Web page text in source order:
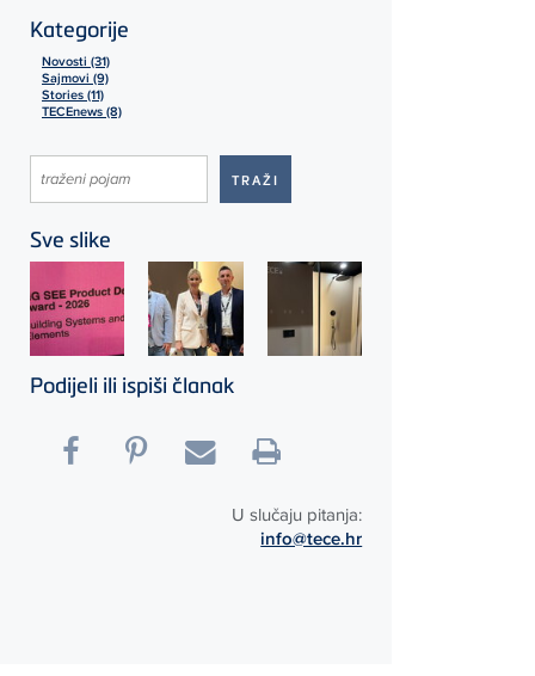
Kategorije
Novosti (31)
Sajmovi (9)
Stories (11)
TECEnews (8)
Sve slike
Podijeli ili ispiši članak
U slučaju pitanja:
info@tece.hr